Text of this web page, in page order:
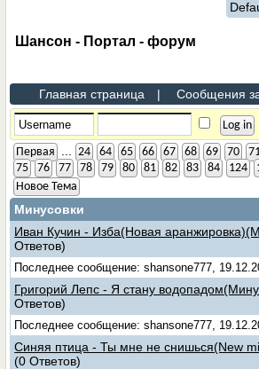
Шансон - Портал - форум
Главная страница | Сообщения
Первая 24 64 65 66 67 68 69 70
75
76 77 78 79 80 81 82 83 84 124
Новое Тема
Минусовки
Иван Кучин - Изба(Новая
Ответов)
Последнее сообщение: shansone777,
Григорий Лепс - Я стану
Ответов)
Последнее сообщение: shansone777,
Синяя птица - Ты мне не снишься(New
(0 Ответов)